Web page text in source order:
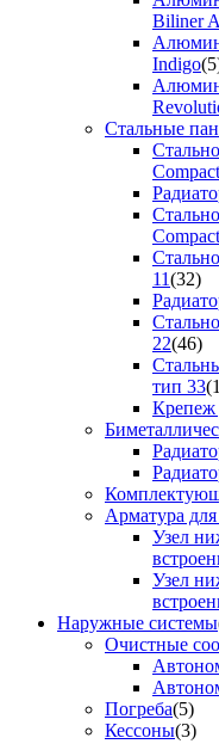
Biliner
Indigo
Стальные
11(32)
22(46)
тип 33
Крепеж
Арматура
Узел
Узел
Наружные системы
Очистные
Погреба(5)
Кессоны(3)